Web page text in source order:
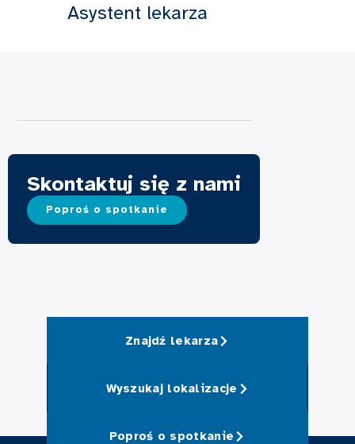
Asystent lekarza
Skontaktuj się z nami
Poproś o spotkanie
Znajdź lekarza
Wyszukaj lokalizacje
Poproś o spotkanie